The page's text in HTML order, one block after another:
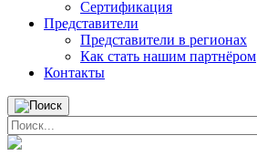
Сертификация
Представители
Представители в регионах
Как стать нашим партнёром
Контакты